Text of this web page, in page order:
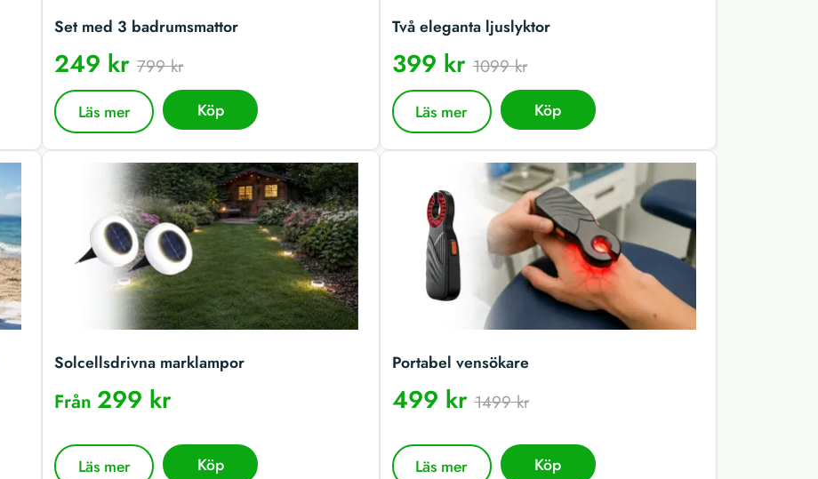
Set med 3 badrumsmattor
249 kr799 kr
Läs mer Köp
Två eleganta ljuslyktor
399 kr1099 kr
Läs mer Köp
Solcellsdrivna marklampor
Från299 kr
Läs mer Köp
Portabel vensökare
499 kr1499 kr
Läs mer Köp